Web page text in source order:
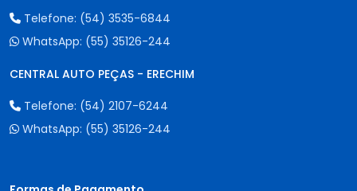
Telefone: (54) 3535-6844
WhatsApp: (55) 35126-244
CENTRAL AUTO PEÇAS - ERECHIM
Telefone: (54) 2107-6244
WhatsApp: (55) 35126-244